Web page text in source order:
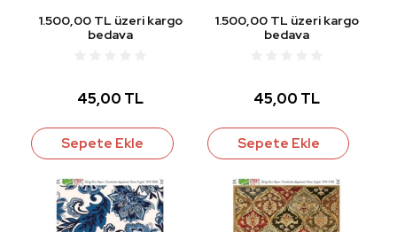
1.500,00 TL üzeri kargo
bedava
45,00 TL
Sepete Ekle
1.500,00 TL üzeri kargo
bedava
45,00 TL
Sepete Ekle